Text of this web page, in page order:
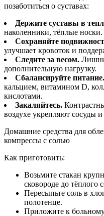
позаботиться о суставах:
Держите суставы в
наколенники, тёплые носки.
Сохраняйте
улучшает кровоток и
Следите за весом.
дополнительную нагрузку.
Сбалансируйте питание.
кальцием, витамином D,
кислотами.
Закаляйтесь.
воздухе укрепляют сосуды
Домашние средства для
компрессы с солью
Как приготовить:
Возьмите стакан
сковороде до тёплого
Пересыпьте соль в
полотенце.
Приложите к